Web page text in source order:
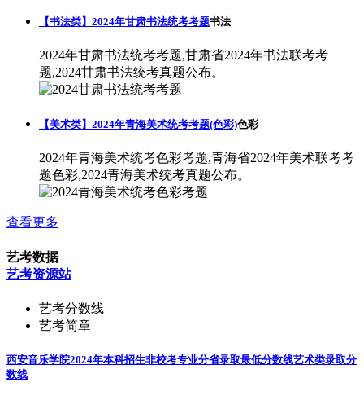
【书法类】2024年甘肃书法统考考题书法
2024年甘肃书法统考考题,甘肃省2024年书法联考考
题,2024甘肃书法统考真题公布。
【美术类】2024年青海美术统考考题(色彩)色彩
2024年青海美术统考色彩考题,青海省2024年美术联考考
题色彩,2024青海美术统考真题公布。
查看更多
艺考数据
艺考资源站
艺考分数线
艺考简章
西安音乐学院2024年本科招生非校考专业分省录取最低分数线艺术类录取分
数线